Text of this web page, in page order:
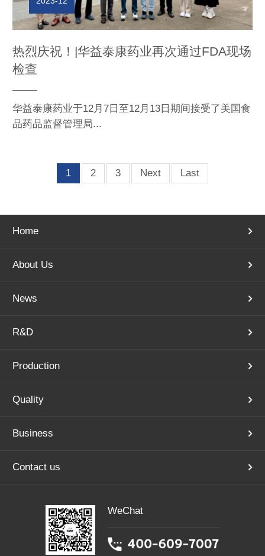
热烈庆祝！|华益泰康药业再次通过FDA现场
检查
华益泰康药业于12月7日至12月13日期间接受了美国食
品药品监督管理局...
1 2 3 Next Last
Home
About Us
News
R&D
Production
Quality
Business
Contact us
WeChat